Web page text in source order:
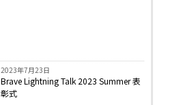
2023年7月23日
Brave Lightning Talk 2023 Summer 表
彰式